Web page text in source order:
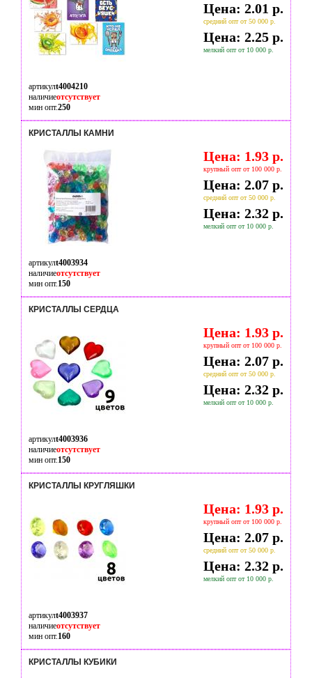
Цена: 2.01 р.
средний опт от 50 000 р.
Цена: 2.25 р.
мелкий опт от 10 000 р.
артикулt4004210
наличиеотсутствует
мин опт.250
КРИСТАЛЛЫ КАМНИ
Цена: 1.93 р.
крупный опт от 100 000 р.
Цена: 2.07 р.
средний опт от 50 000 р.
Цена: 2.32 р.
мелкий опт от 10 000 р.
артикулt4003934
наличиеотсутствует
мин опт.150
КРИСТАЛЛЫ СЕРДЦА
Цена: 1.93 р.
крупный опт от 100 000 р.
Цена: 2.07 р.
средний опт от 50 000 р.
Цена: 2.32 р.
мелкий опт от 10 000 р.
артикулt4003936
наличиеотсутствует
мин опт.150
КРИСТАЛЛЫ КРУГЛЯШКИ
Цена: 1.93 р.
крупный опт от 100 000 р.
Цена: 2.07 р.
средний опт от 50 000 р.
Цена: 2.32 р.
мелкий опт от 10 000 р.
артикулt4003937
наличиеотсутствует
мин опт.160
КРИСТАЛЛЫ КУБИКИ